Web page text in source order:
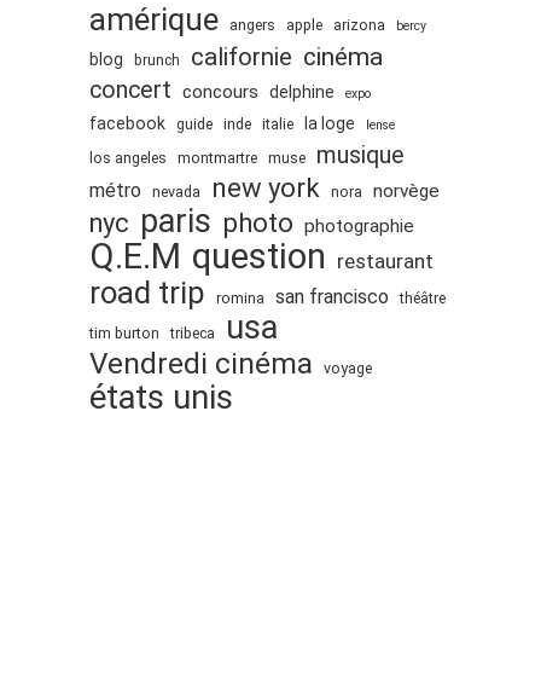
mai 2012
avril 2012
janvier 2012
décembre 2011
novembre 2011
octobre 2011
septembre 2011
août 2011
juillet 2011
amérique angers apple arizona bercy
blog brunch californie cinéma
concert concours delphine expo
facebook guide inde italie la loge lense
los angeles montmartre muse musique
métro nevada new york nora norvège
nyc paris photo photographie
Q.E.M question restaurant
road trip romina san francisco théâtre
tim burton
tribeca usa
Vendredi cinéma voyage
états unis